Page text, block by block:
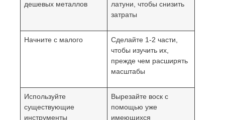
дешевых металлов
латуни, чтобы снизить
затраты
Начните с малого
Сделайте 1-2 части,
чтобы изучить их,
прежде чем расширять
масштабы
Используйте
существующие
инструменты
Вырезайте воск с
помощью уже
имеющихся